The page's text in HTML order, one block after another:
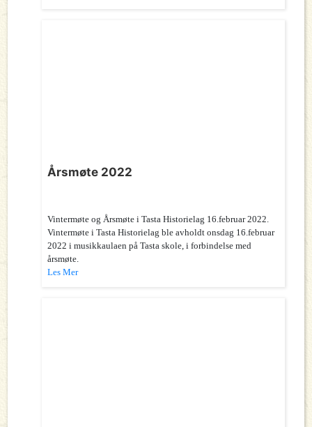
Årsmøte 2022
Vintermøte og Årsmøte i Tasta Historielag 16.februar 2022.
Vintermøte i Tasta Historielag ble avholdt onsdag 16.februar
2022 i musikkaulaen på Tasta skole, i forbindelse med
årsmøte.
Les Mer